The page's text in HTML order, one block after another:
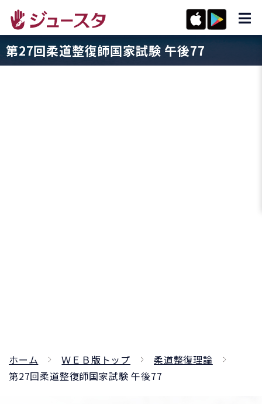
第27回柔道整復師国家試験 午後77
ホーム ＷＥＢ版トップ
柔道整復理論
第27回柔道整復師国家試験 午後77